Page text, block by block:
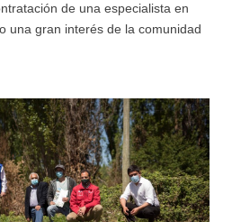
de una especialista en
una gran interés de la comunidad